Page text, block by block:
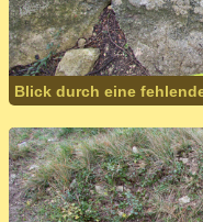
Blick durch eine